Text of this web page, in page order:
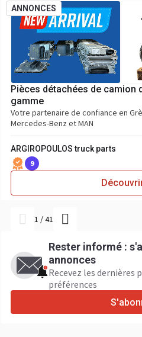
ANNONCES
Pièces détachées de camion
gamme
Votre partenaire de confiance en
Mercedes-Benz et MAN
ARGIROPOULOS truck parts
9
1 /41
Rester informé :
annonces
Recevez les dernières
préférences